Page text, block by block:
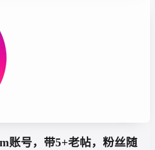
账号，带5+老帖，粉丝随